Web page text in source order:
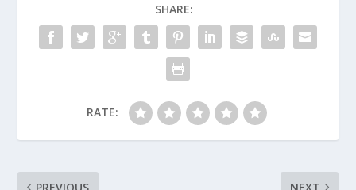
SHARE:
RATE: